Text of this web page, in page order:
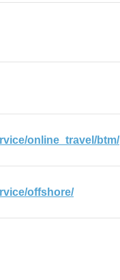
online_travel/btm/
offshore/